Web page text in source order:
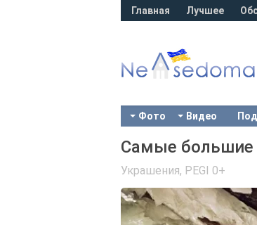
Главная Лучшее
Фото Видео
Самые большие
Украшения, PEGI 0+